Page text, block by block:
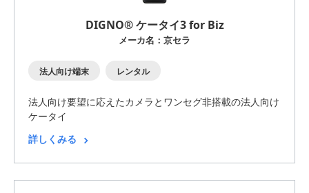
DIGNO® ケータイ3 for Biz
メーカ名：京セラ
法人向け端末 レンタル
法人向け要望に応えたカメラとワンセグ非搭載の法人向け
ケータイ
詳しくみる